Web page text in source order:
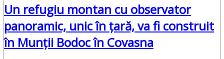
Un refugiu montan cu observator
panoramic, unic în ţară, va fi construit
în Munţii Bodoc în Covasna